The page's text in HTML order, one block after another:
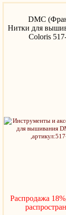
DMC
Нитки для
Coloris
Распродажа